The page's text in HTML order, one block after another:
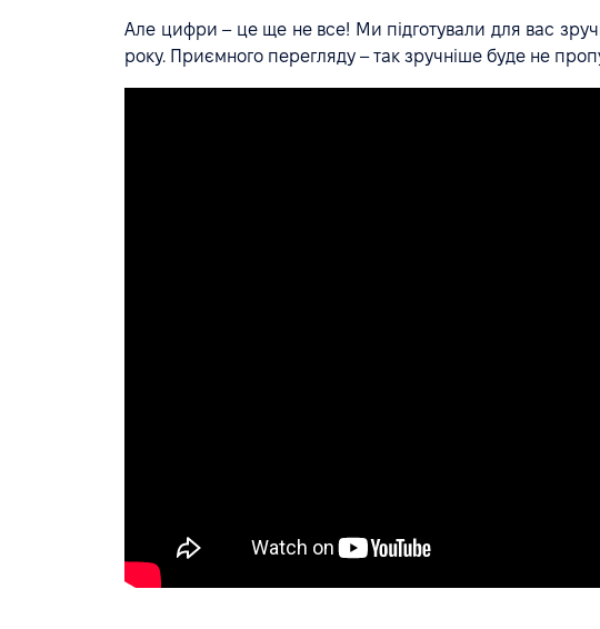
Але цифри – це ще не все! Ми підготували для вас
року. Приємного перегляду – так зручніше буде не